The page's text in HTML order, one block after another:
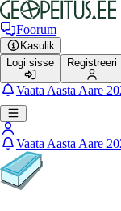
Foorum
Kasulik
Logi sisse
Registreeri
Vaata Aasta Aare
Vaata Aasta Aare